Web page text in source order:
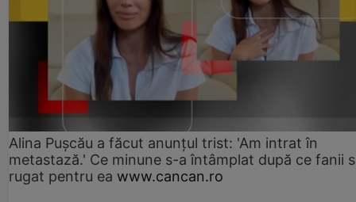
Alina Pușcău a făcut anunțul trist: 'Am intrat în
metastază.' Ce minune s-a întâmplat după ce fanii
rugat pentru ea www.cancan.ro